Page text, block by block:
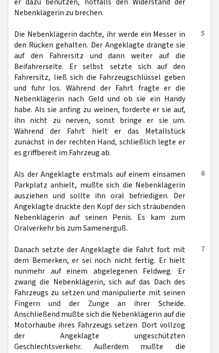
Nebenklägerin zu brechen.
5
Die Nebenklägerin dachte, ihr werde ein Messer in
den Rücken gehalten. Der Angeklagte drängte sie
auf den Fahrersitz und dann weiter auf die
Beifahrerseite. Er selbst setzte sich auf den
Fahrersitz, ließ sich die Fahrzeugschlüssel geben
und fuhr los. Während der Fahrt fragte er die
Nebenklägerin nach Geld und ob sie ein Handy
habe. Als sie anfing zu weinen, forderte er sie auf,
ihn nicht zu nerven, sonst bringe er sie um.
Während der Fahrt hielt er das Metallstück
zunächst in der rechten Hand, schließlich legte er
es griffbereit im Fahrzeug ab.
6
Als der Angeklagte erstmals auf einem einsamen
Parkplatz anhielt, mußte sich die Nebenklägerin
ausziehen und sollte ihn oral befriedigen. Der
Angeklagte drückte den Kopf der sich sträubenden
Nebenklägerin auf seinen Penis. Es kam zum
Oralverkehr bis zum Samenerguß.
7
Danach setzte der Angeklagte die Fahrt fort mit
dem Bemerken, er sei noch nicht fertig. Er hielt
nunmehr auf einem abgelegenen Feldweg. Er
zwang die Nebenklägerin, sich auf das Dach des
Fahrzeugs zu setzen und manipulierte mit seinen
Fingern und der Zunge an ihrer Scheide.
Anschließend mußte sich die Nebenklägerin auf die
Motorhaube ihres Fahrzeugs setzen. Dort vollzog
der Angeklagte ungeschützten
Geschlechtsverkehr. Außerdem mußte die